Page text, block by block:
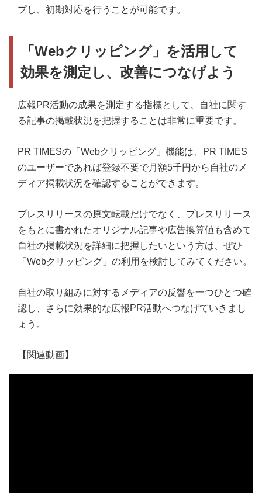
プし、初期対応を行うことが可能です。
「Webクリッピング」を活用して
効果を測定し、改善につなげよう
広報PR活動の成果を測定する指標として、自社に関す
る記事の掲載状況を把握することは非常に重要です。
PR TIMESの「Webクリッピング」機能は、PR TIMES
のユーザーであれば登録不要で月額5千円から自社のメ
ディア掲載状況を確認することができます。
プレスリリースの原文転載だけでなく、プレスリリース
をもとに書かれたオリジナル記事や広告換算値も含めて
自社の掲載状況を詳細に把握したいという方は、ぜひ
「Webクリッピング」の利用を検討してみてください。
自社の取り組みに対するメディアの反響を一つひとつ確
認し、さらに効果的な広報PR活動へつなげていきまし
ょう。
【関連動画】